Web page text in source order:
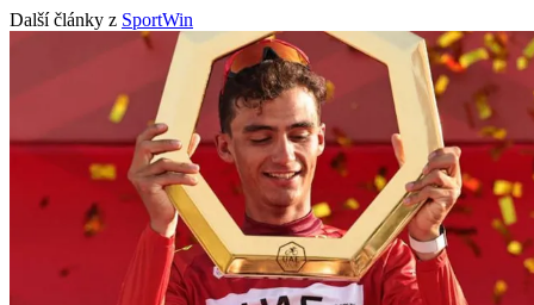
Další články z SportWin